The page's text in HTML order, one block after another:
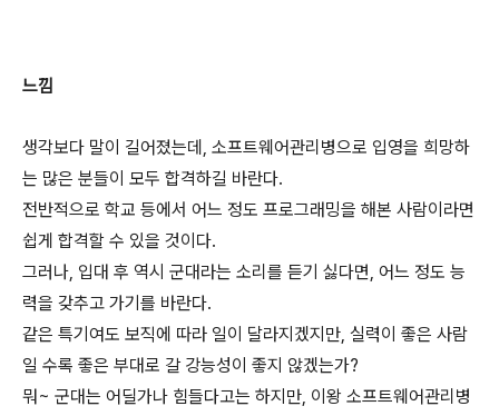
느낌
생각보다 말이 길어졌는데, 소프트웨어관리병으로 입영을 희망하
는 많은 분들이 모두 합격하길 바란다.
전반적으로 학교 등에서 어느 정도 프로그래밍을 해본 사람이라면
쉽게 합격할 수 있을 것이다.
그러나, 입대 후 역시 군대라는 소리를 듣기 싫다면, 어느 정도 능
력을 갖추고 가기를 바란다.
같은 특기여도 보직에 따라 일이 달라지겠지만, 실력이 좋은 사람
일 수록 좋은 부대로 갈 강능성이 좋지 않겠는가?
뭐~ 군대는 어딜가나 힘들다고는 하지만, 이왕 소프트웨어관리병